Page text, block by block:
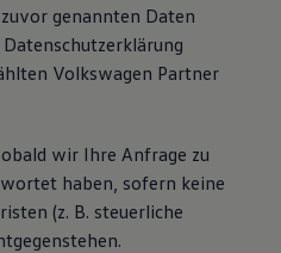
genannten Daten
Volkswagen Partner
wir Ihre Anfrage zu
haben, sofern keine
(z. B. steuerliche